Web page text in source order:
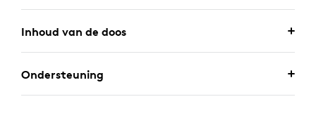
Inhoud van de doos
Ondersteuning